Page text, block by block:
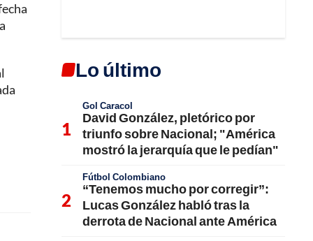
Lo último
Gol Caracol
David González, pletórico por
triunfo sobre Nacional; "América
mostró la jerarquía que le pedían"
Fútbol Colombiano
“Tenemos mucho por corregir”:
Lucas González habló tras la
derrota de Nacional ante América